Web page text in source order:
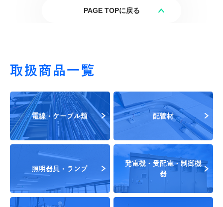
PAGE TOPに戻る
取扱商品一覧
電線・ケーブル類 配管材
照明器具・ランプ
発電機・受配電・制御機
器